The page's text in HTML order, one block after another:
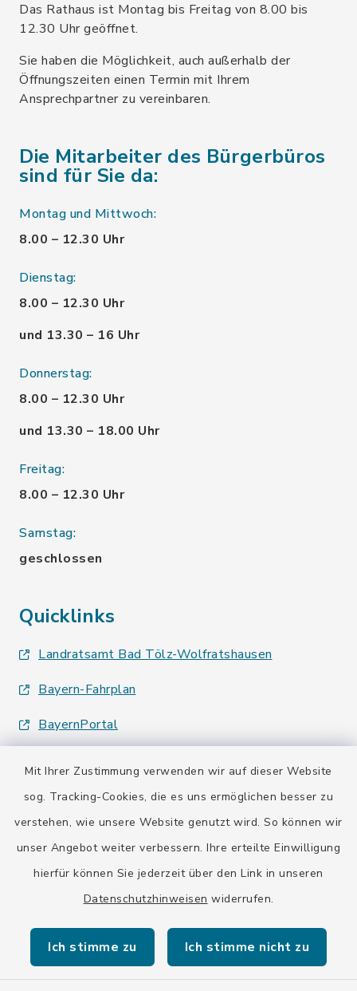
Mit Ihrer Zustimmung verwenden wir auf dieser Website
sog. Tracking-Cookies, die es uns ermöglichen besser zu
verstehen, wie unsere Website genutzt wird. So können wir
unser Angebot weiter verbessern. Ihre erteilte Einwilligung
hierfür können Sie jederzeit über den Link in unseren
Datenschutzhinweisen widerrufen.
Ich stimme zu Ich stimme nicht zu
Das Rathaus ist Montag bis Freitag von 8.00 bis
12.30 Uhr geöffnet.
Sie haben die Möglichkeit, auch außerhalb der
Öffnungszeiten einen Termin mit Ihrem
Ansprechpartner zu vereinbaren.
Die Mitarbeiter des Bürgerbüros
sind für Sie da:
Montag und Mittwoch:
8.00 – 12.30 Uhr
Dienstag:
8.00 – 12.30 Uhr
und 13.30 – 16 Uhr
Donnerstag:
8.00 – 12.30 Uhr
und 13.30 – 18.00 Uhr
Freitag:
8.00 – 12.30 Uhr
Samstag:
geschlossen
Quicklinks
Landratsamt Bad Tölz-Wolfratshausen
Bayern-Fahrplan
BayernPortal
Kontakt
Barrierefreiheit
Datenschutz
Impressum